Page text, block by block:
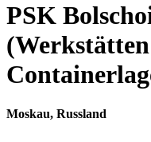
PSK
Moskau, Russland